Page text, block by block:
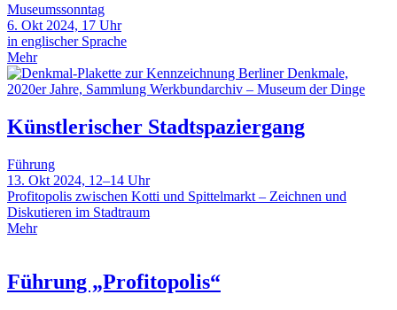
Museumssonntag
6. Okt 2024, 17 Uhr
in englischer Sprache
Mehr
Künstlerischer Stadtspaziergang
Führung
13. Okt 2024, 12–14 Uhr
Profitopolis zwischen Kotti und Spittelmarkt – Zeichnen und
Diskutieren im Stadtraum
Mehr
Führung „Profitopolis“